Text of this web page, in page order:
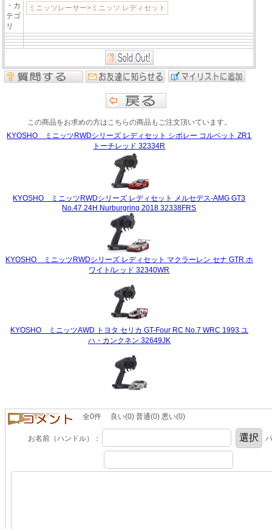
・カ
テゴ
リ
ミニッツレーサー>ミニッツ レディセット
この商品をお求めの方はこちらの商品もご注文頂いています。
KYOSHO ミニッツRWDシリーズ レディセット シボレー コルベット ZR1
トーチレッド 32334R
KYOSHO ミニッツRWDシリーズ レディセット メルセデス-AMG GT3
No.47 24H Nurburgring 2018 32338FRS
KYOSHO ミニッツRWDシリーズ レディセット マクラーレン セナ GTR ホ
ワイト/レッド 32340WR
KYOSHO ミニッツAWD トヨタ セリカ GT-Four RC No.7 WRC 1993 ユ
ハ・カンクネン 32649JK
全0件 良い(0) 普通(0) 悪い(0)
お名前（ハンドル）：